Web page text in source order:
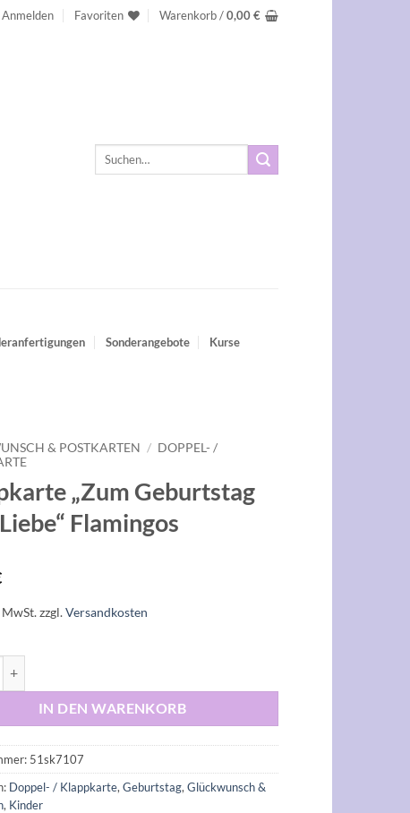
Anmelden Favoriten Warenkorb /0,00€
Suchen
Sonderangebote Kurse
& POSTKARTEN / DOPPEL- /
„Zum Geburtstag
Flamingos
MwSt.zzgl.Versandkosten
IN DEN WARENKORB
51sk7107
Doppel- / Klappkarte,Geburtstag,Glückwunsch &
, Kinder